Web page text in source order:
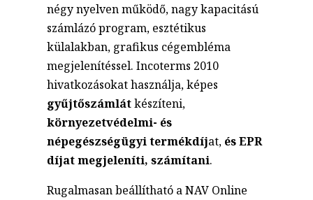
négy nyelven működő, nagy kapacitású
számlázó program, esztétikus
külalakban, grafikus cégembléma
megjelenítéssel. Incoterms 2010
hivatkozásokat használja, képes
gyűjtőszámlátkészíteni,
környezetvédelmi- és
népegészségügyi termékdíjat, és EPR
díjat megjeleníti, számítani.
Rugalmasan beállítható a NAV Online